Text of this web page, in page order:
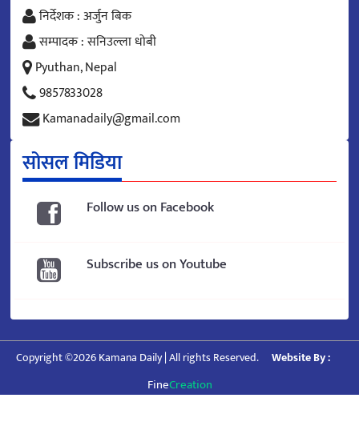
निर्देशक : अर्जुन बिक
सम्पादक : सनिउल्ला धोबी
Pyuthan, Nepal
9857833028
Kamanadaily@gmail.com
सोसल मिडिया
Follow us on Facebook
Subscribe us on Youtube
Copyright ©2026 Kamana Daily | All rights Reserved. Website By :
FineCreation